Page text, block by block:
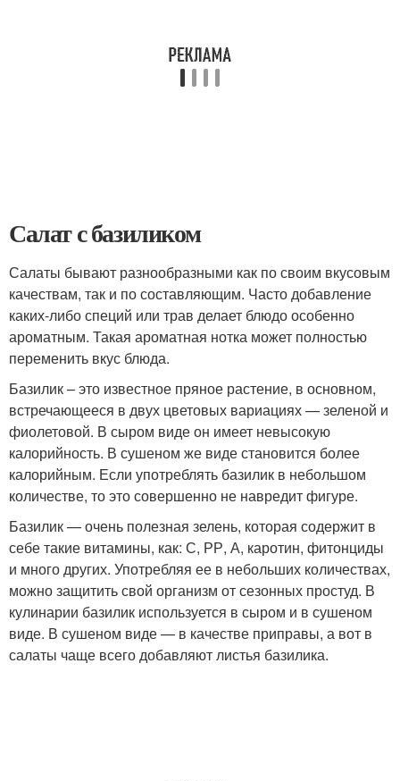
Салат с базиликом
Салаты бывают разнообразными как по своим вкусовым
качествам, так и по составляющим. Часто добавление
каких-либо специй или трав делает блюдо особенно
ароматным. Такая ароматная нотка может полностью
переменить вкус блюда.
Базилик – это известное пряное растение, в основном,
встречающееся в двух цветовых вариациях — зеленой и
фиолетовой. В сыром виде он имеет невысокую
калорийность. В сушеном же виде становится более
калорийным. Если употреблять базилик в небольшом
количестве, то это совершенно не навредит фигуре.
Базилик — очень полезная зелень, которая содержит в
себе такие витамины, как: С, РР, А, каротин, фитонциды
и много других. Употребляя ее в небольших количествах,
можно защитить свой организм от сезонных простуд. В
кулинарии базилик используется в сыром и в сушеном
виде. В сушеном виде — в качестве приправы, а вот в
салаты чаще всего добавляют листья базилика.